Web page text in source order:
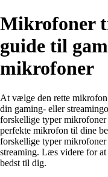
Mikrofoner
guide til
mikrofoner
At vælge den rette
din gaming- eller
forskellige typer
perfekte mikrofon til dine
forskellige typer
streaming. Læs videre for
bedst til dig.